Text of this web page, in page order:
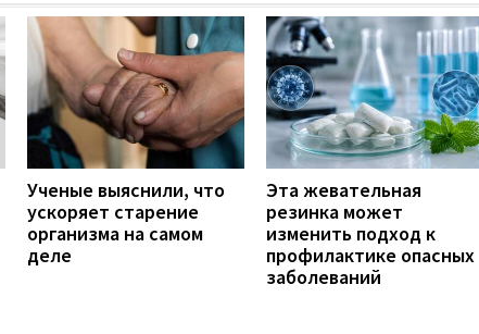
Ученые выяснили, что
ускоряет старение
организма на самом
деле
Эта жевательная
резинка может
изменить подход к
профилактике опасных
заболеваний